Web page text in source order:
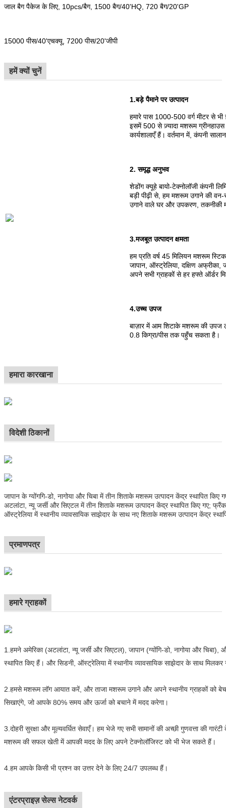
जाल बैग पैकेज के लिए, 10pcs/बैग, 1500 बैग/40'HQ, 720 बैग/20'GP
15000 पीस/40'एचक्यू, 7200 पीस/20'जीपी
हमें क्यों चुनें
1.बड़े पैमाने पर उत्पादन
हमारे पास 1000-500 वर्ग मीटर से
इसमें 500 से ज़्यादा मशरूम
कार्यशालाएँ हैं। वर्तमान में, कंपनी
2. समृद्ध अनुभव
शेडोंग क्यूहे बायो-टेक्नोलॉजी कंपनी
बड़ी पीढ़ी से, हम मशरूम उगाने की
उगाने वाले घर और उपकरण, तकनीकी
3.मजबूत उत्पादन क्षमता
हम प्रति वर्ष 45 मिलियन मशरूम
जापान, ऑस्ट्रेलिया, दक्षिण अफ्रीका,
अपने सभी ग्राहकों से हर हफ्ते ऑर्डर
4.उच्च उपज
बाज़ार में आम शिटाके मशरूम की उपज
0.8 किग्रा/पीस तक पहुँच सकता है।
हमारा कारखाना
विदेशी ठिकानों
जापान के ग्योंगगि-डो, नागोया और चिबा में तीन शिताके मशरूम उत्पादन केंद्र स्थापित किए
अटलांटा, न्यू जर्सी और सिएटल में तीन शिताके मशरूम उत्पादन केंद्र स्थापित किए गए;
ऑस्ट्रेलिया में स्थानीय व्यावसायिक साझेदार के साथ नए शिताके मशरूम उत्पादन केंद्र
प्रमाणपत्र
हमारे ग्राहकों
1. हमने अमेरिका (अटलांटा, न्यू जर्सी और सिएटल), जापान (ग्योंगि-डो, नागोया और
स्थापित किए हैं। और सिडनी, ऑस्ट्रेलिया में स्थानीय व्यावसायिक साझेदार के साथ
2. हमसे मशरूम लॉग आयात करें, और ताजा मशरूम उगाने और अपने स्थानीय ग्राहकों को
सिखाएंगे, जो आपके 80% समय और ऊर्जा को बचाने में मदद करेगा।
3. दोहरी सुरक्षा और मूल्यवर्धित सेवाएँ। हम भेजे गए सभी सामानों की अच्छी गुणवत्ता की
मशरूम की सफल खेती में आपकी मदद के लिए अपने टेक्नोलॉजिस्ट को भी भेज सकते हैं।
4. हम आपके किसी भी प्रश्न का उत्तर देने के लिए 24/7 उपलब्ध हैं।
एंटरप्राइज़ सेल्स नेटवर्क